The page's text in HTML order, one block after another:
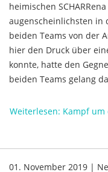
heimischen
augenscheinlichsten in
beiden Teams von der
hier den Druck über
konnte, hatte den
beiden Teams gelang
Weiterlesen: Kampf
01. November 2019 |